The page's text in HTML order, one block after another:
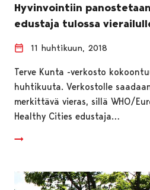
Hyvinvointiin panostetaan
edustaja tulossa
11 huhtikuun, 2018
Terve Kunta -verkosto
huhtikuuta. Verkostolle
merkittävä vieras, sillä WHO/
Healthy Cities edustaja…